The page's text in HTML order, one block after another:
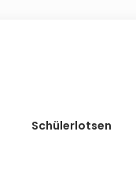
Schülerlotsen